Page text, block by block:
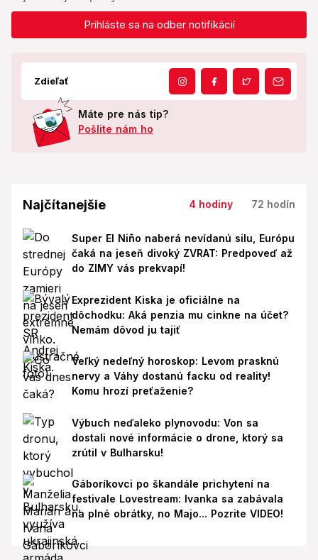
Prihláste sa na odber notifikácií
Zdieľať
Máte pre nás tip?
Pošlite nám ho
Najčítanejšie 4 hodiny 72 hodín
Super El Niño naberá nevídanú silu, Európu
čaká na jeseň divoký ZVRAT: Predpoveď až
do ZIMY vás prekvapí!
Exprezident Kiska je oficiálne na
dôchodku: Aká penzia mu cinkne na účet?
Nemám dôvod ju tajiť
Veľký nedeľný horoskop: Levom prasknú
nervy a Váhy dostanú facku od reality!
Komu hrozí preťaženie?
Výbuch neďaleko plynovodu: Von sa
dostali nové informácie o drone, ktorý sa
zrútil v Bulharsku!
Gáboríkovci po škandále prichytení na
festivale Lovestream: Ivanka sa zabávala
na plné obrátky, no Majo... Pozrite VIDEO!